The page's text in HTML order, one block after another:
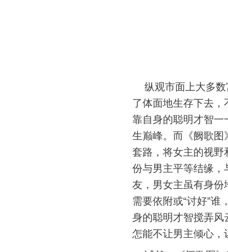
纵观市面上大多
了体面地生存下去
靠自身的聪明才智一
生巅峰。而《阙歌图
套路，将女主的视野
份与男主平等结缘，
友，男女主虽有身份
需要依附或“讨好”
身的聪明才智搅弄
怎能不让男主倾心，